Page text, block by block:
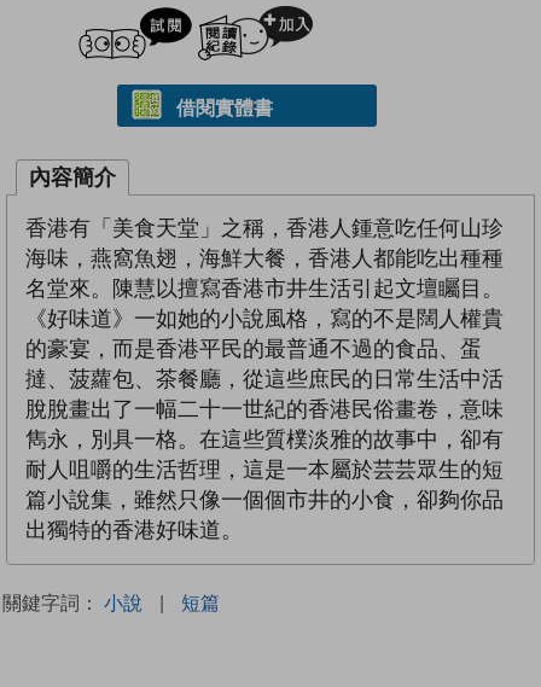
試閲
借閱實體書
內容簡介
香港有「美食天堂」之稱，香港人鍾意吃任何山珍
海味，燕窩魚翅，海鮮大餐，香港人都能吃出種種
名堂來。陳慧以擅寫香港市井生活引起文壇矚目。
《好味道》一如她的小說風格，寫的不是闊人權貴
的豪宴，而是香港平民的最普通不過的食品、蛋
撻、菠蘿包、茶餐廳，從這些庶民的日常生活中活
脫脫畫出了一幅二十一世紀的香港民俗畫卷，意味
雋永，別具一格。在這些質樸淡雅的故事中，卻有
耐人咀嚼的生活哲理，這是一本屬於芸芸眾生的短
篇小說集，雖然只像一個個市井的小食，卻夠你品
出獨特的香港好味道。
關鍵字詞： 小說 | 短篇